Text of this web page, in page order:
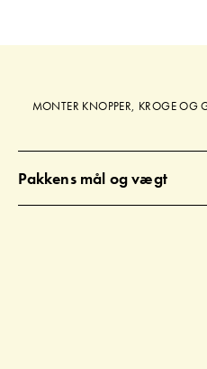
Pakkens mål og vægt
MONTER KNOPPER, KROGE OG